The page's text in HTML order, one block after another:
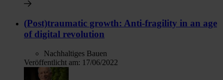
(Post)traumatic growth: Anti-fragility in an age
of digital revolution
Nachhaltiges Bauen
Veröffentlicht am: 17/06/2022